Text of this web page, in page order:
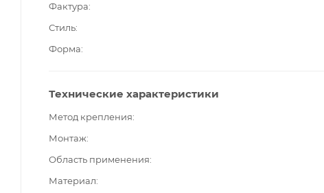
Фактура
Стиль
Форма
Технические характеристики
Метод крепления
Монтаж
Область применения
Материал